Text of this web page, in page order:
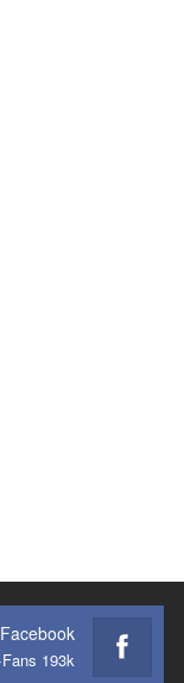
Facebook
Fans 193k+